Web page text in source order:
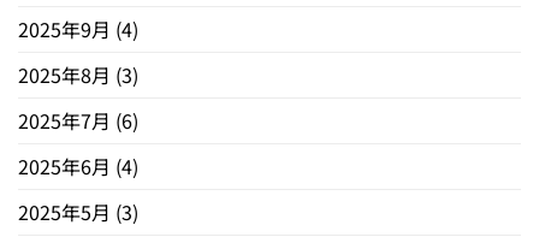
2025年9月 (4)
2025年8月 (3)
2025年7月 (6)
2025年6月 (4)
2025年5月 (3)